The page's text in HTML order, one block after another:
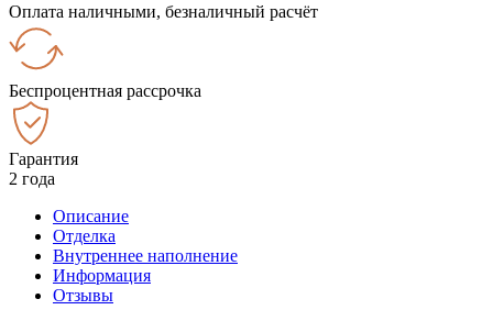
Оплата наличными, безналичный расчёт
Беспроцентная рассрочка
Гарантия
2 года
Описание
Отделка
Внутреннее наполнение
Информация
Отзывы